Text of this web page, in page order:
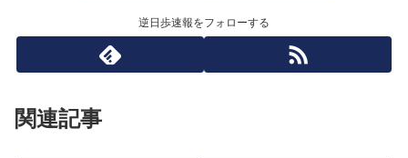
逆日歩速報をフォローする
関連記事